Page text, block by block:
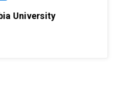
University